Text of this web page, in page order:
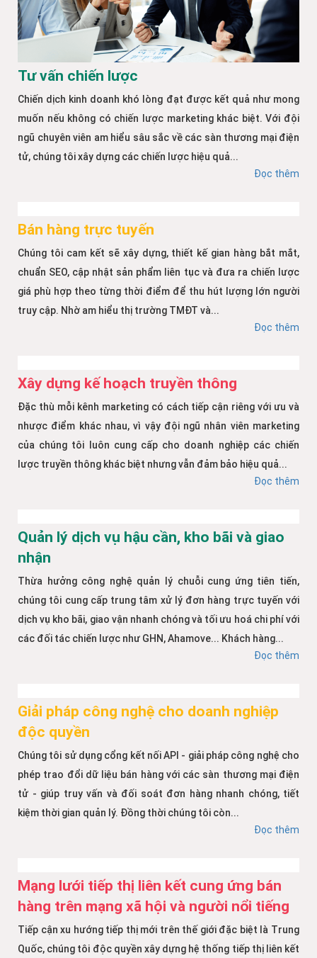
Tư vấn chiến lược
Chiến dịch kinh doanh khó lòng đạt được kết quả như mong
muốn nếu không có chiến lược marketing khác biệt. Với đội
ngũ chuyên viên am hiểu sâu sắc về các sàn thương mại điện
tử, chúng tôi xây dựng các chiến lược hiệu quả...
Đọc thêm
Bán hàng trực tuyến
Chúng tôi cam kết sẽ xây dựng, thiết kế gian hàng bắt mắt,
chuẩn SEO, cập nhật sản phẩm liên tục và đưa ra chiến lược
giá phù hợp theo từng thời điểm để thu hút lượng lớn người
truy cập. Nhờ am hiểu thị trường TMĐT và...
Đọc thêm
Xây dựng kế hoạch truyền thông
Đặc thù mỗi kênh marketing có cách tiếp cận riêng với ưu và
nhược điểm khác nhau, vì vậy đội ngũ nhân viên marketing
của chúng tôi luôn cung cấp cho doanh nghiệp các chiến
lược truyền thông khác biệt nhưng vẫn đảm bảo hiệu quả...
Đọc thêm
Quản lý dịch vụ hậu cần, kho bãi và giao
nhận
Thừa hưởng công nghệ quản lý chuỗi cung ứng tiên tiến,
chúng tôi cung cấp trung tâm xử lý đơn hàng trực tuyến với
dịch vụ kho bãi, giao vận nhanh chóng và tối ưu hoá chi phí với
các đối tác chiến lược như GHN, Ahamove... Khách hàng...
Đọc thêm
Giải pháp công nghệ cho doanh nghiệp
độc quyền
Chúng tôi sử dụng cổng kết nối API - giải pháp công nghệ cho
phép trao đổi dữ liệu bán hàng với các sàn thương mại điện
tử - giúp truy vấn và đối soát đơn hàng nhanh chóng, tiết
kiệm thời gian quản lý. Đồng thời chúng tôi còn...
Đọc thêm
Mạng lưới tiếp thị liên kết cung ứng bán
hàng trên mạng xã hội và người nổi tiếng
Tiếp cận xu hướng tiếp thị mới trên thế giới đặc biệt là Trung
Quốc, chúng tôi độc quyền xây dựng hệ thống tiếp thị liên kết